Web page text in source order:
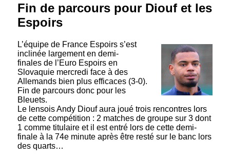
Fin de parcours pour Diouf et les
Espoirs
L’équipe de France Espoirs s’est
inclinée largement en demi-
finales de l’Euro Espoirs en
Slovaquie mercredi face à des
Allemands bien plus efficaces (3-0).
Fin de parcours donc pour les
Bleuets.
Le lensois Andy Diouf aura joué trois rencontres lors
de cette compétition : 2 matches de groupe sur 3 dont
1 comme titulaire et il est entré lors de cette demi-
finale à la 74e minute après être resté sur le banc lors
des quarts…